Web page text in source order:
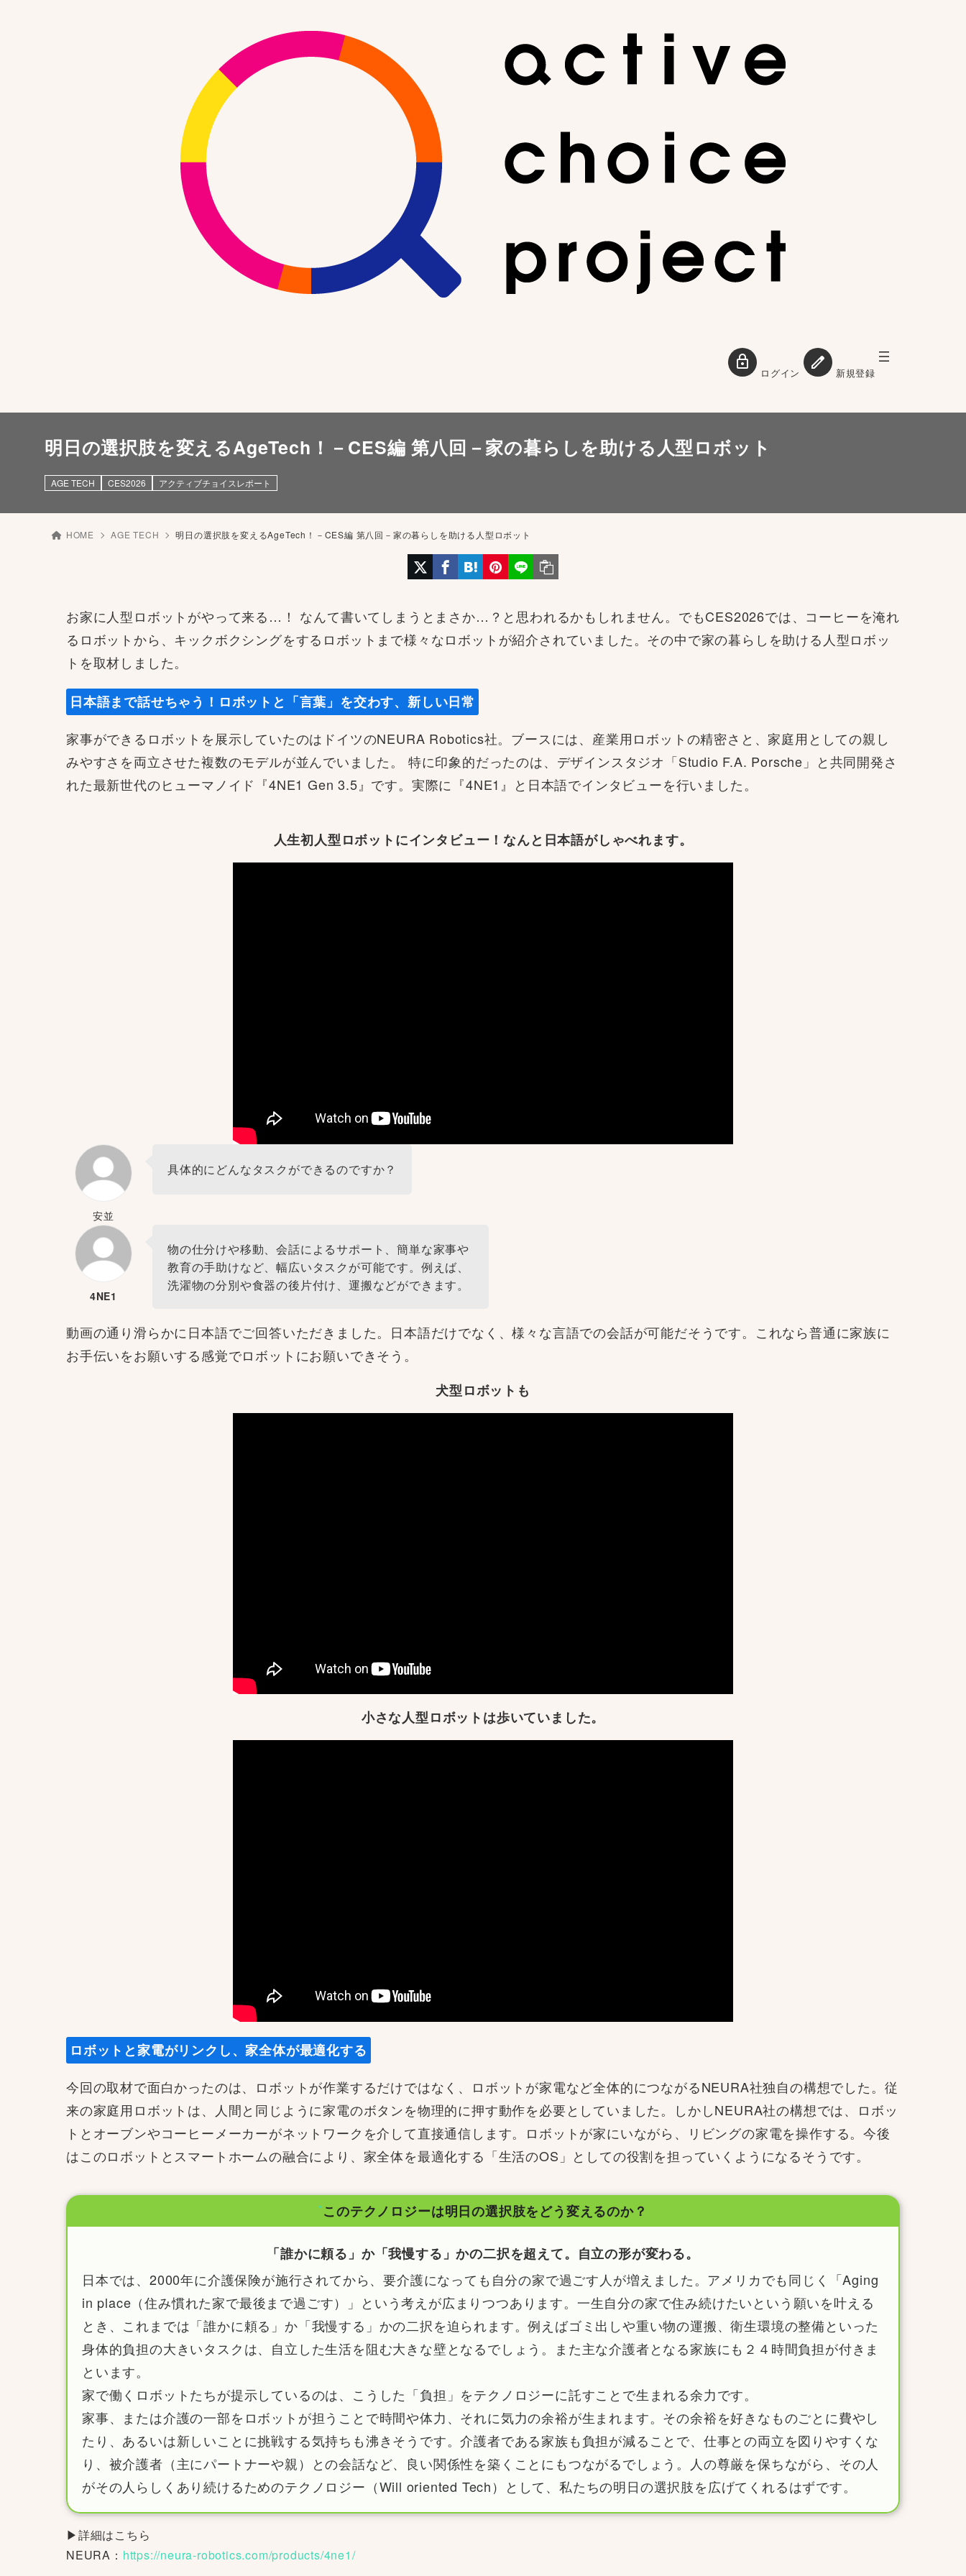
ログイン 新規登録
明日の選択肢を変えるAgeTech！－CES編 第八回－家の暮らしを助ける人型ロボット
AGE TECH CES2026 アクティブチョイスレポート
HOME AGE TECH 明日の選択肢を変えるAgeTech！－CES編 第八回－家の暮らしを助ける人型ロボット
お家に人型ロボットがやって来る…！ なんて書いてしまうとまさか…？と思われるかもしれません。でもCES2026では、コーヒーを淹れ
るロボットから、キックボクシングをするロボットまで様々なロボットが紹介されていました。その中で家の暮らしを助ける人型ロボッ
トを取材しました。
日本語まで話せちゃう！ロボットと「言葉」を交わす、新しい日常
家事ができるロボットを展示していたのはドイツのNEURA Robotics社。ブースには、産業用ロボットの精密さと、家庭用としての親し
みやすさを両立させた複数のモデルが並んでいました。 特に印象的だったのは、デザインスタジオ「Studio F.A. Porsche」と共同開発さ
れた最新世代のヒューマノイド『4NE1 Gen 3.5』です。実際に『4NE1』と日本語でインタビューを行いました。
人生初人型ロボットにインタビュー！なんと日本語がしゃべれます。
安並
具体的にどんなタスクができるのですか？
4NE1
物の仕分けや移動、会話によるサポート、簡単な家事や
教育の手助けなど、幅広いタスクが可能です。例えば、
洗濯物の分別や食器の後片付け、運搬などができます。
動画の通り滑らかに日本語でご回答いただきました。日本語だけでなく、様々な言語での会話が可能だそうです。これなら普通に家族に
お手伝いをお願いする感覚でロボットにお願いできそう。
犬型ロボットも
小さな人型ロボットは歩いていました。
ロボットと家電がリンクし、家全体が最適化する
今回の取材で面白かったのは、ロボットが作業するだけではなく、ロボットが家電など全体的につながるNEURA社独自の構想でした。従
来の家庭用ロボットは、人間と同じように家電のボタンを物理的に押す動作を必要としていました。しかしNEURA社の構想では、ロボッ
トとオーブンやコーヒーメーカーがネットワークを介して直接通信します。ロボットが家にいながら、リビングの家電を操作する。今後
はこのロボットとスマートホームの融合により、家全体を最適化する「生活のOS」としての役割を担っていくようになるそうです。
* このテクノロジーは明日の選択肢をどう変えるのか？
「誰かに頼る」か「我慢する」かの二択を超えて。自立の形が変わる。
日本では、2000年に介護保険が施行されてから、要介護になっても自分の家で過ごす人が増えました。アメリカでも同じく「Aging
in place（住み慣れた家で最後まで過ごす）」という考えが広まりつつあります。一生自分の家で住み続けたいという願いを叶える
とき、これまでは「誰かに頼る」か「我慢する」かの二択を迫られます。例えばゴミ出しや重い物の運搬、衛生環境の整備といった
身体的負担の大きいタスクは、自立した生活を阻む大きな壁となるでしょう。また主な介護者となる家族にも２４時間負担が付きま
といます。
家で働くロボットたちが提示しているのは、こうした「負担」をテクノロジーに託すことで生まれる余力です。
家事、または介護の一部をロボットが担うことで時間や体力、それに気力の余裕が生まれます。その余裕を好きなものごとに費やし
たり、あるいは新しいことに挑戦する気持ちも沸きそうです。介護者である家族も負担が減ることで、仕事との両立を図りやすくな
り、被介護者（主にパートナーや親）との会話など、良い関係性を築くことにもつながるでしょう。人の尊厳を保ちながら、その人
がその人らしくあり続けるためのテクノロジー（Will oriented Tech）として、私たちの明日の選択肢を広げてくれるはずです。
▶詳細はこちら
NEURA： https://neura-robotics.com/products/4ne1/